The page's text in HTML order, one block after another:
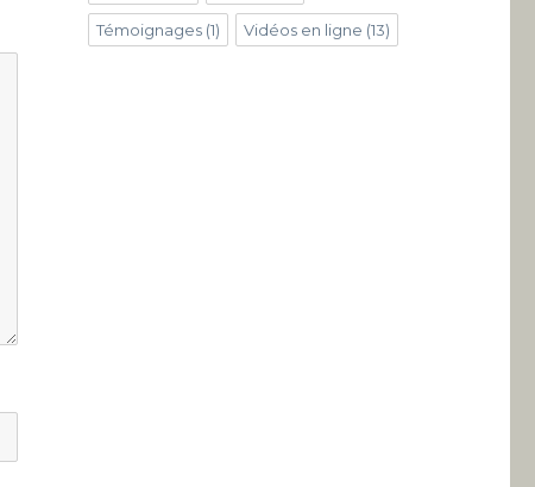
Témoignages(1) Vidéos en ligne (13)